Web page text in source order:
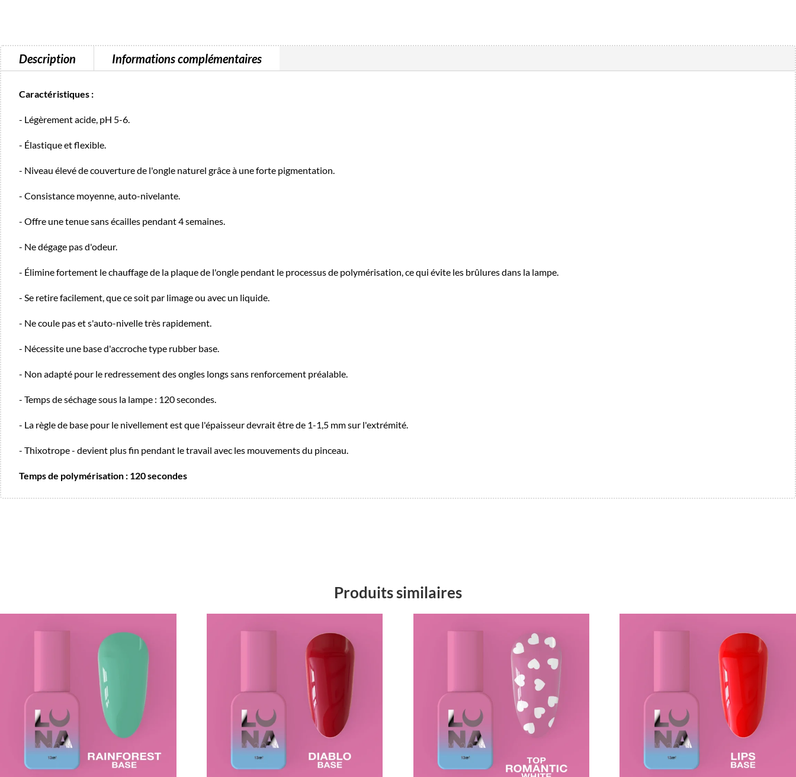
Description Informations complémentaires
Caractéristiques :
- Légèrement acide, pH 5-6.
- Élastique et flexible.
- Niveau élevé de couverture de l'ongle naturel grâce à une forte pigmentation.
- Consistance moyenne, auto-nivelante.
- Offre une tenue sans écailles pendant 4 semaines.
- Ne dégage pas d'odeur.
- Élimine fortement le chauffage de la plaque de l'ongle pendant le processus de polymérisation, ce qui évite les brûlures dans la lampe.
- Se retire facilement, que ce soit par limage ou avec un liquide.
- Ne coule pas et s'auto-nivelle très rapidement.
- Nécessite une base d'accroche type rubber base.
- Non adapté pour le redressement des ongles longs sans renforcement préalable.
- Temps de séchage sous la lampe : 120 secondes.
- La règle de base pour le nivellement est que l'épaisseur devrait être de 1-1,5 mm sur l'extrémité.
- Thixotrope - devient plus fin pendant le travail avec les mouvements du pinceau.
Temps de polymérisation : 120 secondes
Produits similaires
Promo !